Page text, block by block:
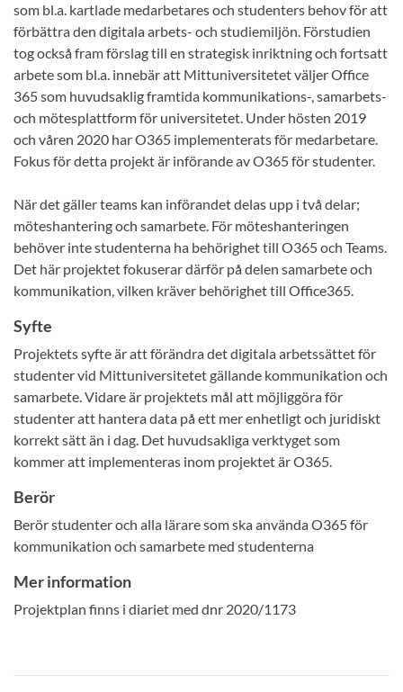
som bl.a. kartlade medarbetares och studenters behov för att
förbättra den digitala arbets- och studiemiljön. Förstudien
tog också fram förslag till en strategisk inriktning och fortsatt
arbete som bl.a. innebär att Mittuniversitetet väljer Office
365 som huvudsaklig framtida kommunikations-, samarbets-
och mötesplattform för universitetet. Under hösten 2019
och våren 2020 har O365 implementerats för medarbetare.
Fokus för detta projekt är införande av O365 för studenter.
När det gäller teams kan införandet delas upp i två delar;
möteshantering och samarbete. För möteshanteringen
behöver inte studenterna ha behörighet till O365 och Teams.
Det här projektet fokuserar därför på delen samarbete och
kommunikation, vilken kräver behörighet till Office365.
Syfte
Projektets syfte är att förändra det digitala arbetssättet för
studenter vid Mittuniversitetet gällande kommunikation och
samarbete. Vidare är projektets mål att möjliggöra för
studenter att hantera data på ett mer enhetligt och juridiskt
korrekt sätt än i dag. Det huvudsakliga verktyget som
kommer att implementeras inom projektet är O365.
Berör
Berör studenter och alla lärare som ska använda O365 för
kommunikation och samarbete med studenterna
Mer information
Projektplan finns i diariet med dnr 2020/1173